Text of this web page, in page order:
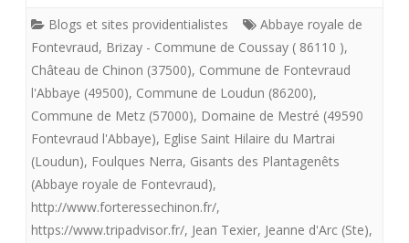
venez
et
voyez
les
petits
blancs
Blogs et sites providentialistes
Abbaye royale de
Fontevraud, Brizay - Commune de Coussay ( 86110 ),
Château de Chinon (37500), Commune de Fontevraud
l'Abbaye (49500), Commune de Loudun (86200),
Commune de Metz (57000), Domaine de Mestré (49590
Fontevraud l'Abbaye), Eglise Saint Hilaire du Martrai
(Loudun), Foulques Nerra, Gisants des Plantagenêts
(Abbaye royale de Fontevraud),
http://www.forteressechinon.fr/,
https://www.tripadvisor.fr/, Jean Texier, Jeanne d'Arc (Ste),